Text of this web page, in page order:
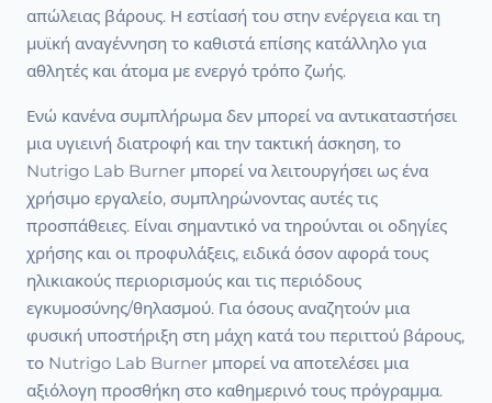
απώλειας βάρους. Η εστίασή του στην ενέργεια και τη
μυϊκή αναγέννηση το καθιστά επίσης κατάλληλο για
αθλητές και άτομα με ενεργό τρόπο ζωής.
Ενώ κανένα συμπλήρωμα δεν μπορεί να αντικαταστήσει
μια υγιεινή διατροφή και την τακτική άσκηση, το
Nutrigo Lab Burner μπορεί να λειτουργήσει ως ένα
χρήσιμο εργαλείο, συμπληρώνοντας αυτές τις
προσπάθειες. Είναι σημαντικό να τηρούνται οι οδηγίες
χρήσης και οι προφυλάξεις, ειδικά όσον αφορά τους
ηλικιακούς περιορισμούς και τις περιόδους
εγκυμοσύνης/θηλασμού. Για όσους αναζητούν μια
φυσική υποστήριξη στη μάχη κατά του περιττού βάρους,
το Nutrigo Lab Burner μπορεί να αποτελέσει μια
αξιόλογη προσθήκη στο καθημερινό τους πρόγραμμα.